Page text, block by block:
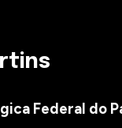
Federal do